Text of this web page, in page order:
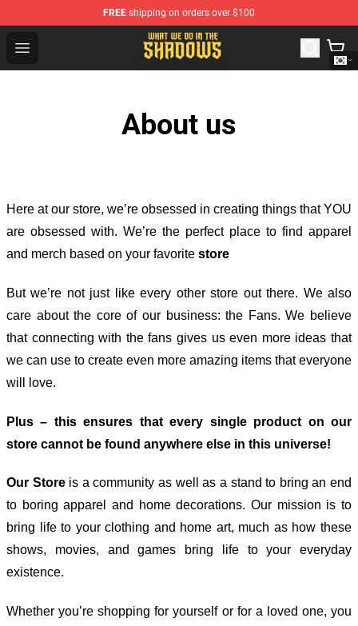
FREE shipping on orders over $100
Open menu
What We Do in the Shadows Shop - Official What We
About us
Here at our store, we’re obsessed in creating things that YOU
are obsessed with. We’re the perfect place to find apparel
and merch based on your favorite store
But we’re not just like every other store out there. We also
care about the core of our business: the Fans. We believe
that connecting with the fans gives us even more ideas that
we can use to create even more amazing items that everyone
will love.
Plus – this ensures that every single product on our
store cannot be found anywhere else in this universe!
Our Storeis a community as well as a stand to bring an end
to boring apparel and home decorations. Our mission is to
bring life to your clothing and home art, much as how these
shows, movies, and games bring life to your everyday
existence.
Whether you’re shopping for yourself or for a loved one, you